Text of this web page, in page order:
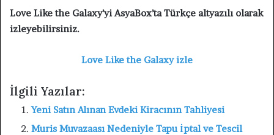
Love Like the Galaxy’yi AsyaBox’ta Türkçe altyazılı olarak
izleyebilirsiniz.
Love Like the Galaxy izle
İlgili Yazılar:
Yeni Satın Alınan Evdeki Kiracının Tahliyesi
Muris Muvazaası Nedeniyle Tapu İptal ve Tescil